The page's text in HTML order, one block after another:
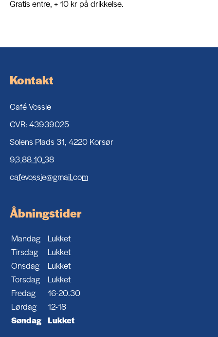
Gratis entre, + 10 kr på drikkelse.
Kontakt
Café Vossie
CVR: 43939025
Solens Plads 31, 4220 Korsør
93 88 10 38
cafevossie@gmail.com
Åbningstider
Mandag
Lukket
Tirsdag
Lukket
Onsdag
Lukket
Torsdag
Lukket
Fredag
16-20.30
Lørdag
12-18
Søndag Lukket